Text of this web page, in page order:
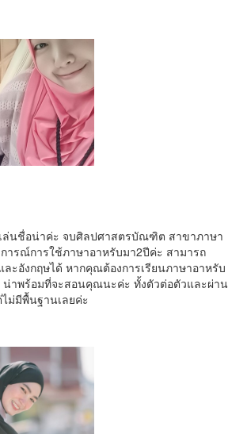
ล่นชื่อน่าค่ะ จบศิลปศาสตรบัณฑิต สาขาภาษา
ารณ์การใช้ภาษาอาหรับมา2ปีค่ะ สามารถ
ะอังกฤษได้ หากคุณต้องการเรียนภาษาอาหรับ
าพร้อมที่จะสอนคุณนะค่ะ ทั้งตัวต่อตัวและผ่าน
ม่มีพื้นฐานเลยค่ะ